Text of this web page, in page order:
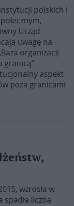
polskich i
Urząd
uwagę na
organizacji
granicą”
aspekt
poza granicami
wzrosła w
spadła liczba